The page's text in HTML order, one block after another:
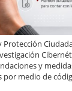
y
medio de